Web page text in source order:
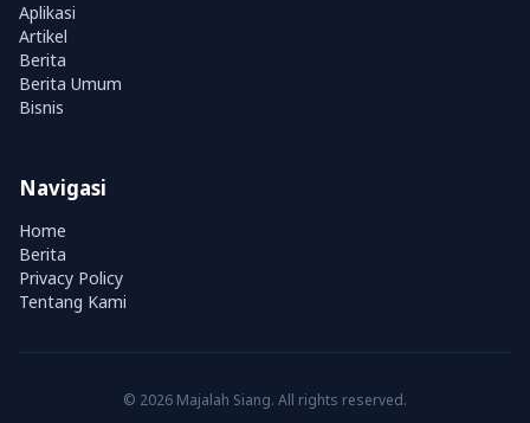
Aplikasi
Artikel
Berita
Berita Umum
Bisnis
Navigasi
Home
Berita
Privacy Policy
Tentang Kami
© 2026 Majalah Siang. All rights reserved.